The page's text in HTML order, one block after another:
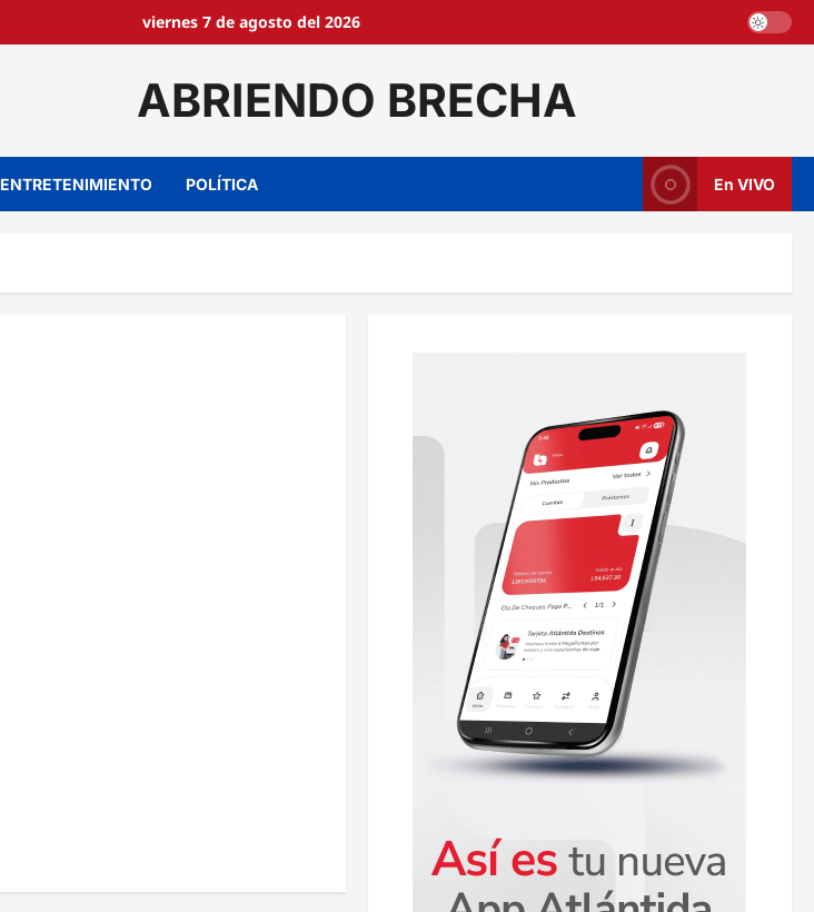
viernes 7 de agosto del 2026
ABRIENDO BRECHA
ENTRETENIMIENTO POLÍTICA En VIVO